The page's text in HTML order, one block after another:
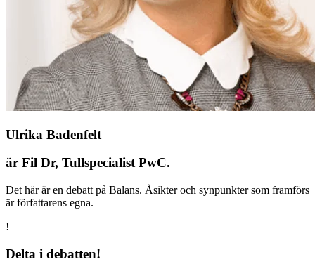
Ulrika Badenfelt
är Fil Dr, Tullspecialist PwC.
Det här är en debatt på Balans. Åsikter och synpunkter som framförs
är författarens egna.
!
Delta i debatten!